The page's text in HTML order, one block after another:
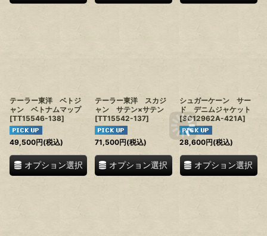
テーラー東洋 ベトジ
ャン ベトナムマップ
[TT15546-138]
49,500円(税込)
オプション選択
テーラー東洋 スカジ
ャン サテン×サテン
[TT15542-137]
71,500円(税込)
オプション選択
シュガーケーン サー
ド デニムジャケット
[SC12962A-421A]
28,600円(税込)
オプション選択